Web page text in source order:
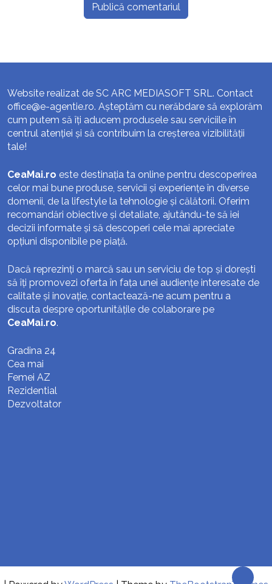
Website realizat de SC ARC MEDIASOFT SRL. Contact
office@e-agentie.ro. Așteptăm cu nerăbdare să explorăm
cum putem să îți aducem produsele sau serviciile în
centrul atenției și să contribuim la creșterea vizibilității
tale!
CeaMai.ro este destinația ta online pentru descoperirea
celor mai bune produse, servicii și experiențe în diverse
domenii, de la lifestyle la tehnologie și călătorii. Oferim
recomandări obiective și detaliate, ajutându-te să iei
decizii informate și să descoperi cele mai apreciate
opțiuni disponibile pe piață.
Dacă reprezinți o marcă sau un serviciu de top și dorești
să îți promovezi oferta în fața unei audiențe interesate de
calitate și inovație, contactează-ne acum pentru a
discuta despre oportunitățile de colaborare pe
CeaMai.ro.
Gradina 24
Cea mai
Femei AZ
Rezidential
Dezvoltator